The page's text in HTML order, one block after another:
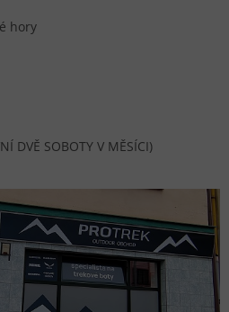
hory
DVĚ SOBOTY V MĚSÍCI)